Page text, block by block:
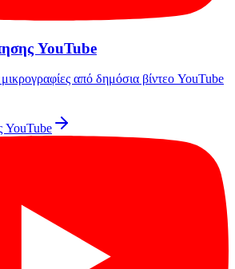
YouTube
από δημόσια βίντεο YouTube
YouTube